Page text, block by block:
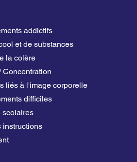
addictifs
et de substances
la colère
Concentration
liés à l'image corporelle
difficiles
scolaires
instructions